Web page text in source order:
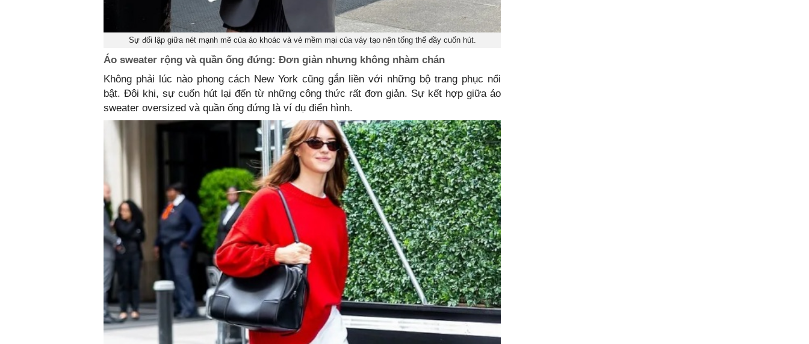
Sự đối lập giữa nét mạnh mẽ của áo khoác và vẻ mềm mại của váy tạo nên tổng thể đầy cuốn hút.
Áo sweater rộng và quần ống đứng: Đơn giản nhưng không nhàm chán
Không phải lúc nào phong cách New York cũng gắn liền với những bộ trang phục nổi
bật. Đôi khi, sự cuốn hút lại đến từ những công thức rất đơn giản. Sự kết hợp giữa áo
sweater oversized và quần ống đứng là ví dụ điển hình.